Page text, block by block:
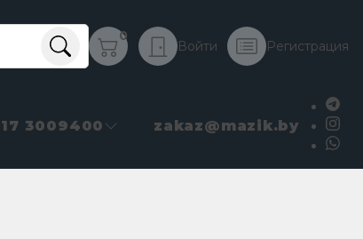
0
Войти Регистрация
17 3009400 zakaz@mazik.by